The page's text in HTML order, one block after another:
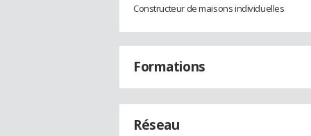
Constructeur de maisons individuelles
Formations
Réseau